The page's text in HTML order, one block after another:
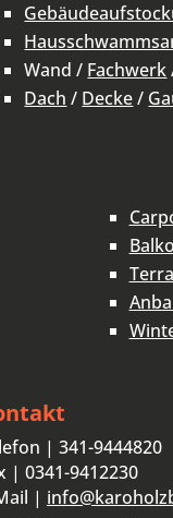
Wand / Fachwerk
Dach / Decke/
| 341-9444820
| 0341-9412230
|